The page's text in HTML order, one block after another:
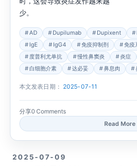
少。
AD Dupilumab Dupixent
IgE
IgG4 免疫抑制剂 免疫
度普利尤单抗
慢性鼻窦炎 炎症
白细胞介素
达必妥 鼻息肉
本文发表日期： 2025-07-11
分享0 Comments
Read More
2025-07-09